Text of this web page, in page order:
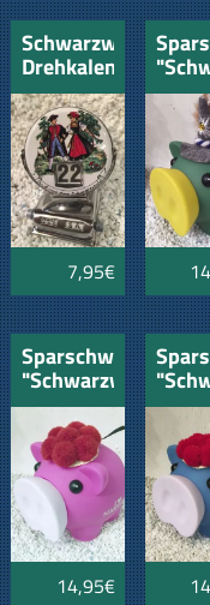
Schwarzwälder
Drehkalender
7,95€
Sparschwein
"Schwarzwald"
pink
14,95€
blau